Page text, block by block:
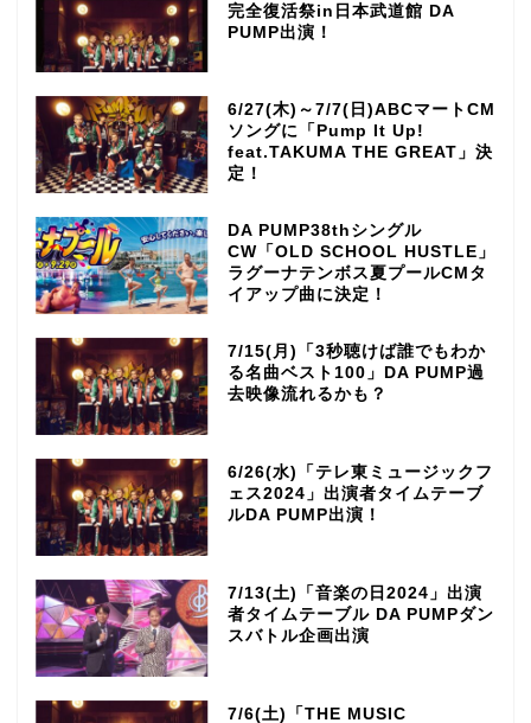
完全復活祭in日本武道館 DA
PUMP出演！
6/27(木)～7/7(日)ABCマートCM
ソングに「Pump It Up!
feat.TAKUMA THE GREAT」決
定！
DA PUMP38thシングル
CW「OLD SCHOOL HUSTLE」
ラグーナテンボス夏プールCMタ
イアップ曲に決定！
7/15(月)「3秒聴けば誰でもわか
る名曲ベスト100」DA PUMP過
去映像流れるかも？
6/26(水)「テレ東ミュージックフ
ェス2024」出演者タイムテーブ
ルDA PUMP出演！
7/13(土)「音楽の日2024」出演
者タイムテーブル DA PUMPダン
スバトル企画出演
7/6(土)「THE MUSIC